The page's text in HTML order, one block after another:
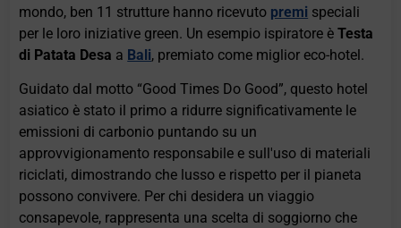
mondo, ben 11 strutture hanno ricevuto premi speciali
per le loro iniziative green. Un esempio ispiratore èTesta
di Patata Desa a Bali, premiato come miglior eco-hotel.
Guidato dal motto “Good Times Do Good”, questo hotel
asiatico è stato il primo a ridurre significativamente le
emissioni di carbonio puntando su un
approvvigionamento responsabile e sull'uso di materiali
riciclati, dimostrando che lusso e rispetto per il pianeta
possono convivere. Per chi desidera un viaggio
consapevole, rappresenta una scelta di soggiorno che